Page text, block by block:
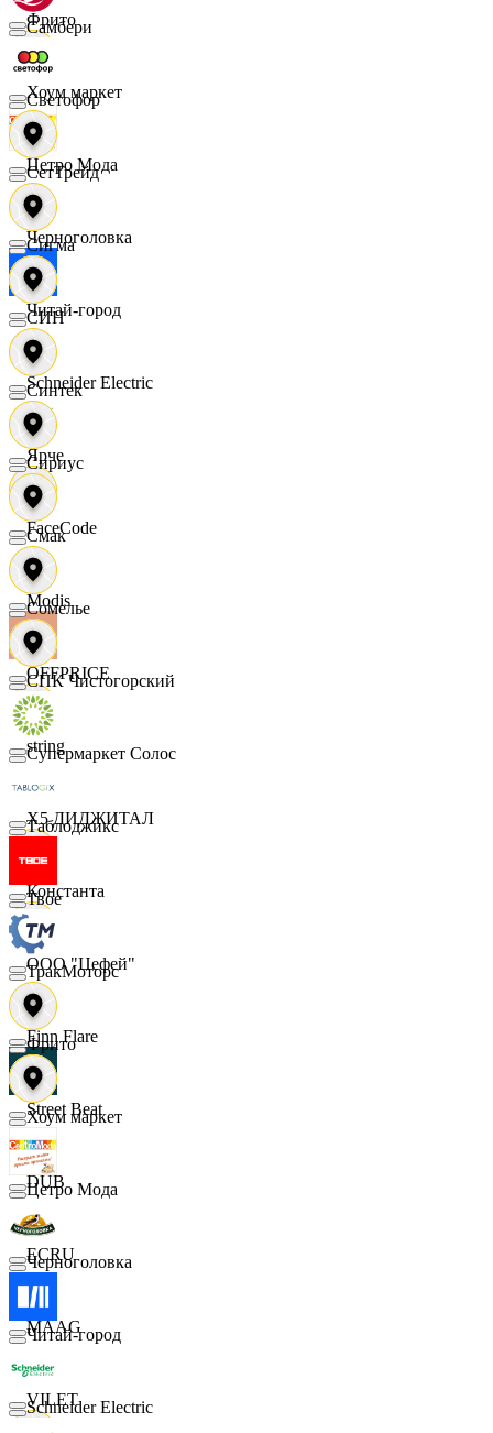
Фрито
Хоум маркет
Цетро Мода
Черноголовка
Читай-город
Schneider Electric
Ярче
FaceCode
Modis
OFFPRICE
string
X5 ДИДЖИТАЛ
Константа
ООО "Цефей"
Finn Flare
Street Beat
DUB
ECRU
MAAG
VILET
Самбери
Светофор
СетТрейд
Сигма
СИН
Синтек
Сириус
Смак
Сомелье
СПК Чистогорский
Супермаркет Солос
Таблоджикс
Твое
ТракМоторс
Фрито
Хоум маркет
Цетро Мода
Черноголовка
Читай-город
Schneider Electric